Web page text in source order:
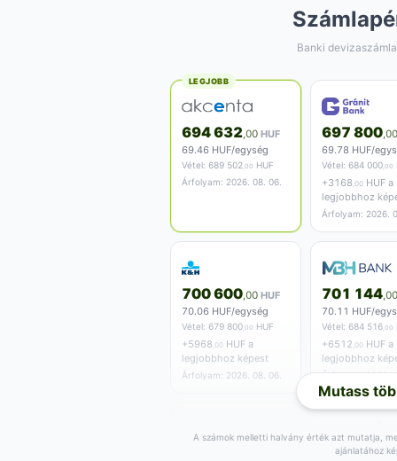
Banki
LEGJOBB
694 632 ,00 HUF
69.46 HUF/egység
Vétel: 689 502 ,00 HUF
Árfolyam: 2026. 08. 06.
697 800 ,00
69.78 HUF/
Vétel: 684 000 ,00
+3168 ,00 HUF a
legjobbhoz
Árfolyam: 2026.
700 600 ,00 HUF
70.06 HUF/egység
Vétel: 679 800 ,00 HUF
+5968 ,00 HUF a
legjobbhoz képest
Árfolyam: 2026. 08. 06.
701 144 ,00
70.11 HUF/
Vétel: 684 516 ,00
+6512 ,00 HUF a
legjobbhoz
Árfolyam: 2026.
711 400,00
Mutass
A számok melletti halvány érték azt mutatja,
ajánlatához